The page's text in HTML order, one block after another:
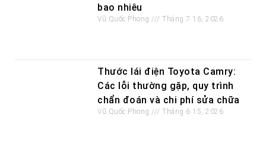
bao nhiêu
Vũ Quốc Phong Tháng 7 16, 2026
Thước lái điện Toyota Camry:
Các lỗi thường gặp, quy trình
chẩn đoán và chi phí sửa chữa
Vũ Quốc Phong Tháng 6 15, 2026